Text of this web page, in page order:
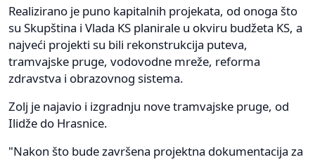
Realizirano je puno kapitalnih projekata, od onoga što
su Skupština i Vlada KS planirale u okviru budžeta KS, a
najveći projekti su bili rekonstrukcija puteva,
tramvajske pruge, vodovodne mreže, reforma
zdravstva i obrazovnog sistema.
Zolj je najavio i izgradnju nove tramvajske pruge, od
Ilidže do Hrasnice.
"Nakon što bude završena projektna dokumentacija za